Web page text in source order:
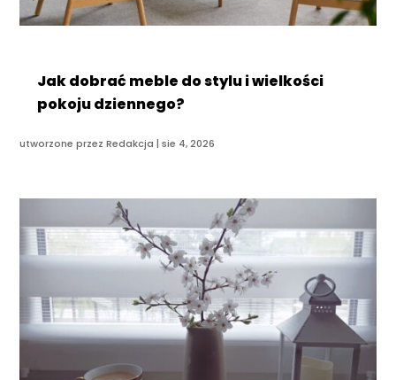
Jak dobrać meble do stylu i wielkości
pokoju dziennego?
utworzone przezRedakcja |sie 4, 2026